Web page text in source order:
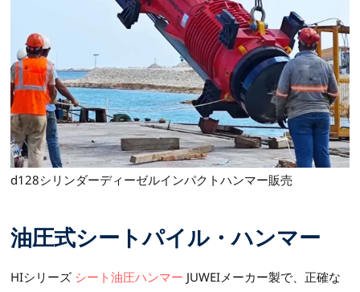
d128シリンダーディーゼルインパクトハンマー販売
油圧式シートパイル・ハンマー
HIシリーズ シート油圧ハンマー JUWEIメーカー製で、正確な